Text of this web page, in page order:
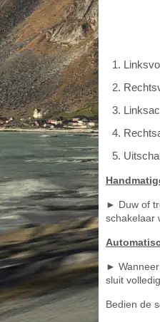
► Duw of
schakelaar
►
sluit
Bedien de